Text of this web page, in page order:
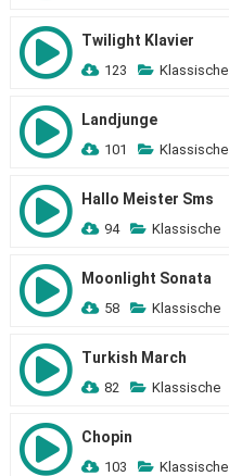
Twilight Klavier
123 Klassische
Landjunge
101 Klassische
Hallo Meister Sms
94 Klassische
Moonlight Sonata
58 Klassische
Turkish March
82 Klassische
Chopin
103 Klassische